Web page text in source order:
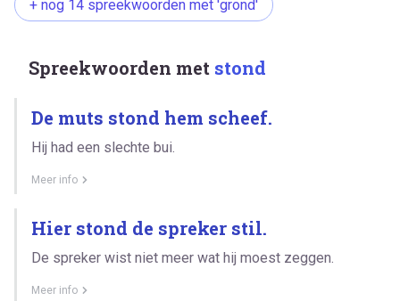
+ nog 14 spreekwoorden met 'grond'
Spreekwoorden met stond
De muts stond hem scheef.
Hij had een slechte bui.
Meer info
Hier stond de spreker stil.
De spreker wist niet meer wat hij moest zeggen.
Meer info